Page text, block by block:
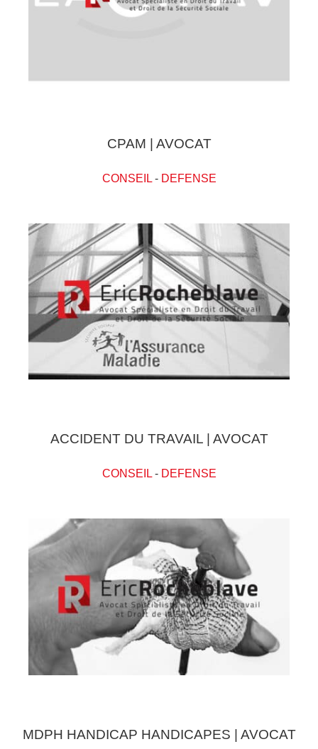
CPAM | AVOCAT
CONSEIL- DEFENSE
ACCIDENT DU TRAVAIL | AVOCAT
CONSEIL- DEFENSE
MDPH HANDICAP HANDICAPES | AVOCAT